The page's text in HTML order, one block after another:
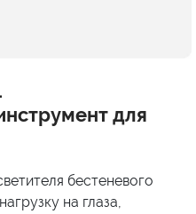
для
бестеневого
на глаза,